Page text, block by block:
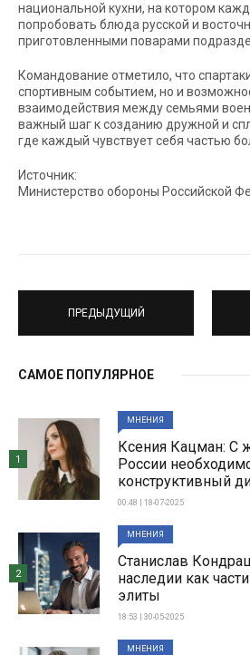
национальной кухни, на котором
попробовать блюда русской и
приготовленными поварами
Командование отметило, что
спортивным событием, но и
взаимодействия между семьями
важный шаг к созданию дружной и
где каждый чувствует себя частью
Источник:
Министерство обороны Российской
ПРЕДЫДУЩИЙ
САМОЕ ПОПУЛЯРНОЕ
МНЕНИЯ
Ксения Кацман: С
России
конструктивный
00:48 | 18-07-2025
1
МНЕНИЯ
Станислав
наследии как
элиты
18:53 | 30-05-2025
2
МНЕНИЯ